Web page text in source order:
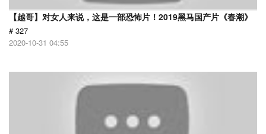
【越哥】对女人来说，这是一部恐怖片！2019黑马国产片《春潮》
# 327
2020-10-31 04:55